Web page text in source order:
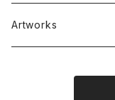
Artworks